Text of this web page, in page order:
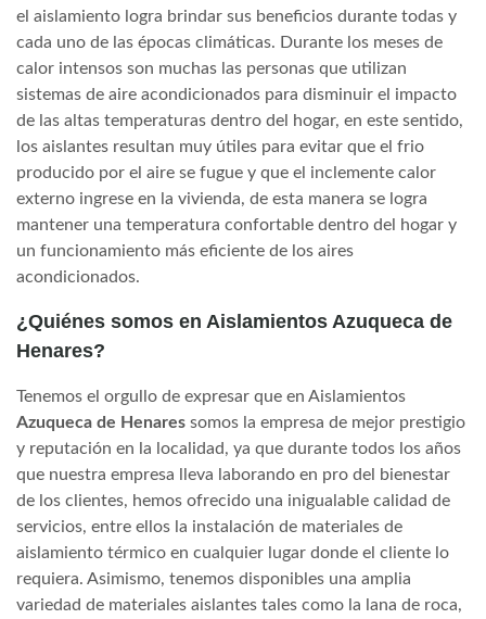
el aislamiento logra brindar sus beneficios durante todas y
cada uno de las épocas climáticas. Durante los meses de
calor intensos son muchas las personas que utilizan
sistemas de aire acondicionados para disminuir el impacto
de las altas temperaturas dentro del hogar, en este sentido,
los aislantes resultan muy útiles para evitar que el frio
producido por el aire se fugue y que el inclemente calor
externo ingrese en la vivienda, de esta manera se logra
mantener una temperatura confortable dentro del hogar y
un funcionamiento más eficiente de los aires
acondicionados.
¿Quiénes somos en Aislamientos Azuqueca de
Henares?
Tenemos el orgullo de expresar que en Aislamientos
Azuqueca de Henares somos la empresa de mejor prestigio
y reputación en la localidad, ya que durante todos los años
que nuestra empresa lleva laborando en pro del bienestar
de los clientes, hemos ofrecido una inigualable calidad de
servicios, entre ellos la instalación de materiales de
aislamiento térmico en cualquier lugar donde el cliente lo
requiera. Asimismo, tenemos disponibles una amplia
variedad de materiales aislantes tales como la lana de roca,